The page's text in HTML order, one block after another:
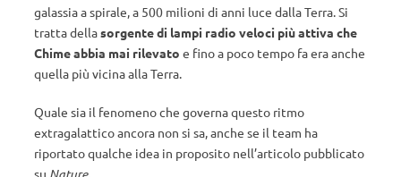
galassia a spirale, a 500 milioni di anni luce dalla Terra. Si
tratta dellasorgente di lampi radio veloci più attiva che
Chime abbia mai rilevato e fino a poco tempo fa era anche
quella più vicina alla Terra.
Quale sia il fenomeno che governa questo ritmo
extragalattico ancora non si sa, anche se il team ha
riportato qualche idea in proposito nell’articolo pubblicato
su
.